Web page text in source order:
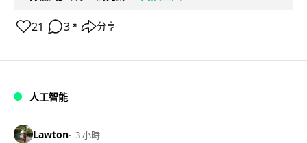
21 3 ↗ 分享
人工智能
Lawton 3 小時